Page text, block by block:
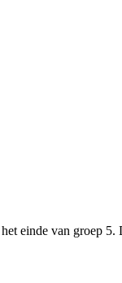
einde van groep